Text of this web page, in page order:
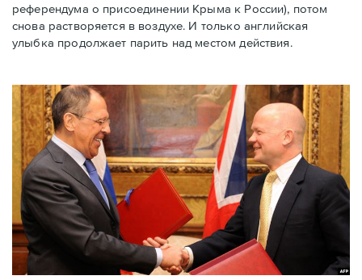
референдума о присоединении Kрымa к России), потом
снова растворяется в воздухе. И только английская
улыбка продолжает парить над местом действия.